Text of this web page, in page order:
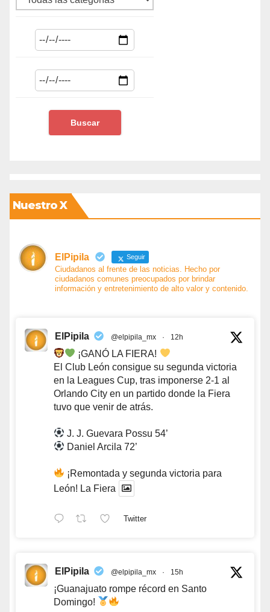
Nuestro X
ElPipila Seguir
Ciudadanos al frente de las noticias. Hecho por
ciudadanos comunes preocupados por brindar
información y entretenimiento de alto valor y contenido.
ElPipila @elpipila_mx · 12h
¡GANÓ LA FIERA!
El Club León consigue su segunda victoria
en la Leagues Cup, tras imponerse 2-1 al
Orlando City en un partido donde la Fiera
tuvo que venir de atrás.
J. J. Guevara Possu 54’
Daniel Arcila 72’
¡Remontada y segunda victoria para
León! La Fiera
Twitter
ElPipila @elpipila_mx · 15h
¡Guanajuato rompe récord en Santo
Domingo!